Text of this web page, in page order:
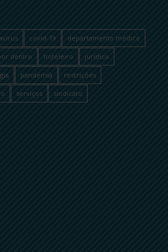
covid-19 departamento médico
dentro hoteleiro jurídico
pandemia restrições
serviços sindicato